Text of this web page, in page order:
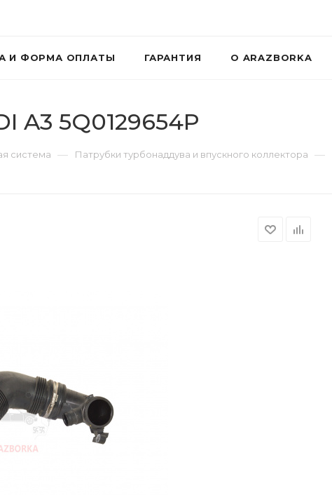
И ФОРМА ОПЛАТЫ ГАРАНТИЯ О ARAZBORKA
A3 5Q0129654P
система — Патрубки турбонаддува и впускного коллектора —